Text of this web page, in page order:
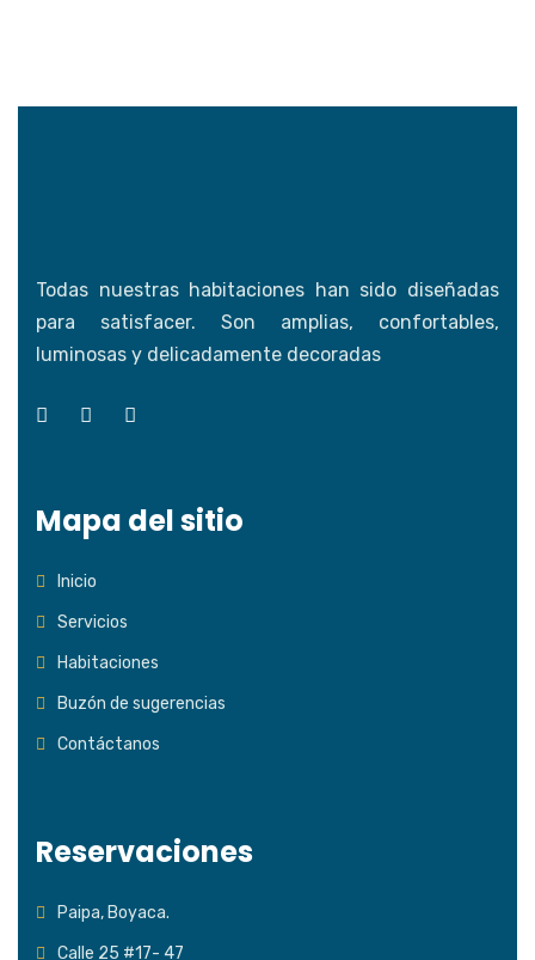
Todas nuestras habitaciones han sido diseñadas
para satisfacer. Son amplias, confortables,
luminosas y delicadamente decoradas
Mapa del sitio
Inicio
Servicios
Habitaciones
Buzón de sugerencias
Contáctanos
Reservaciones
Paipa, Boyaca.
Calle 25 #17- 47